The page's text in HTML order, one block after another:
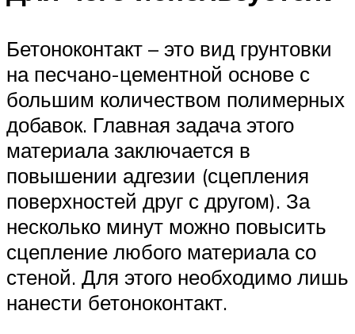
Бетоноконтакт – это вид грунтовки
на песчано-цементной основе с
большим количеством полимерных
добавок. Главная задача этого
материала заключается в
повышении адгезии (сцепления
поверхностей друг с другом). За
несколько минут можно повысить
сцепление любого материала со
стеной. Для этого необходимо лишь
нанести бетоноконтакт.